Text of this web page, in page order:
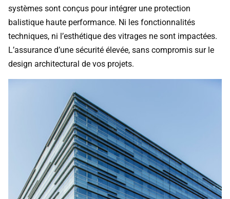
systèmes sont conçus pour intégrer une protection
balistique haute performance. Ni les fonctionnalités
techniques, ni l’esthétique des vitrages ne sont impactées.
L’assurance d’une sécurité élevée, sans compromis sur le
design architectural de vos projets.